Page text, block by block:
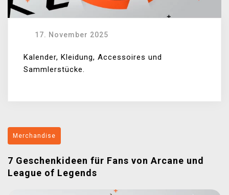
17. November 2025
Kalender, Kleidung, Accessoires und
Sammlerstücke.
Merchandise
7 Geschenkideen für Fans von Arcane und
League of Legends